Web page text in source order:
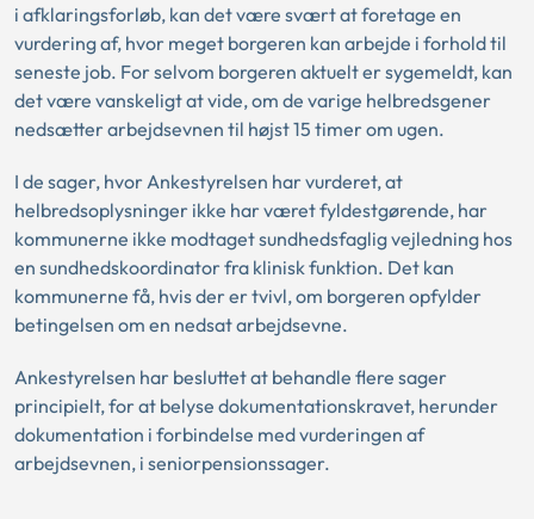
i afklaringsforløb, kan det være svært at foretage en
vurdering af, hvor meget borgeren kan arbejde i forhold til
seneste job. For selvom borgeren aktuelt er sygemeldt, kan
det være vanskeligt at vide, om de varige helbredsgener
nedsætter arbejdsevnen til højst 15 timer om ugen.
I de sager, hvor Ankestyrelsen har vurderet, at
helbredsoplysninger ikke har været fyldestgørende, har
kommunerne ikke modtaget sundhedsfaglig vejledning hos
en sundhedskoordinator fra klinisk funktion. Det kan
kommunerne få, hvis der er tvivl, om borgeren opfylder
betingelsen om en nedsat arbejdsevne.
Ankestyrelsen har besluttet at behandle flere sager
principielt, for at belyse dokumentationskravet, herunder
dokumentation i forbindelse med vurderingen af
arbejdsevnen, i seniorpensionssager.